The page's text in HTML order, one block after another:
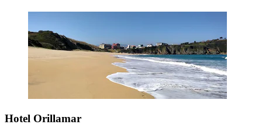
Hotel Orillamar